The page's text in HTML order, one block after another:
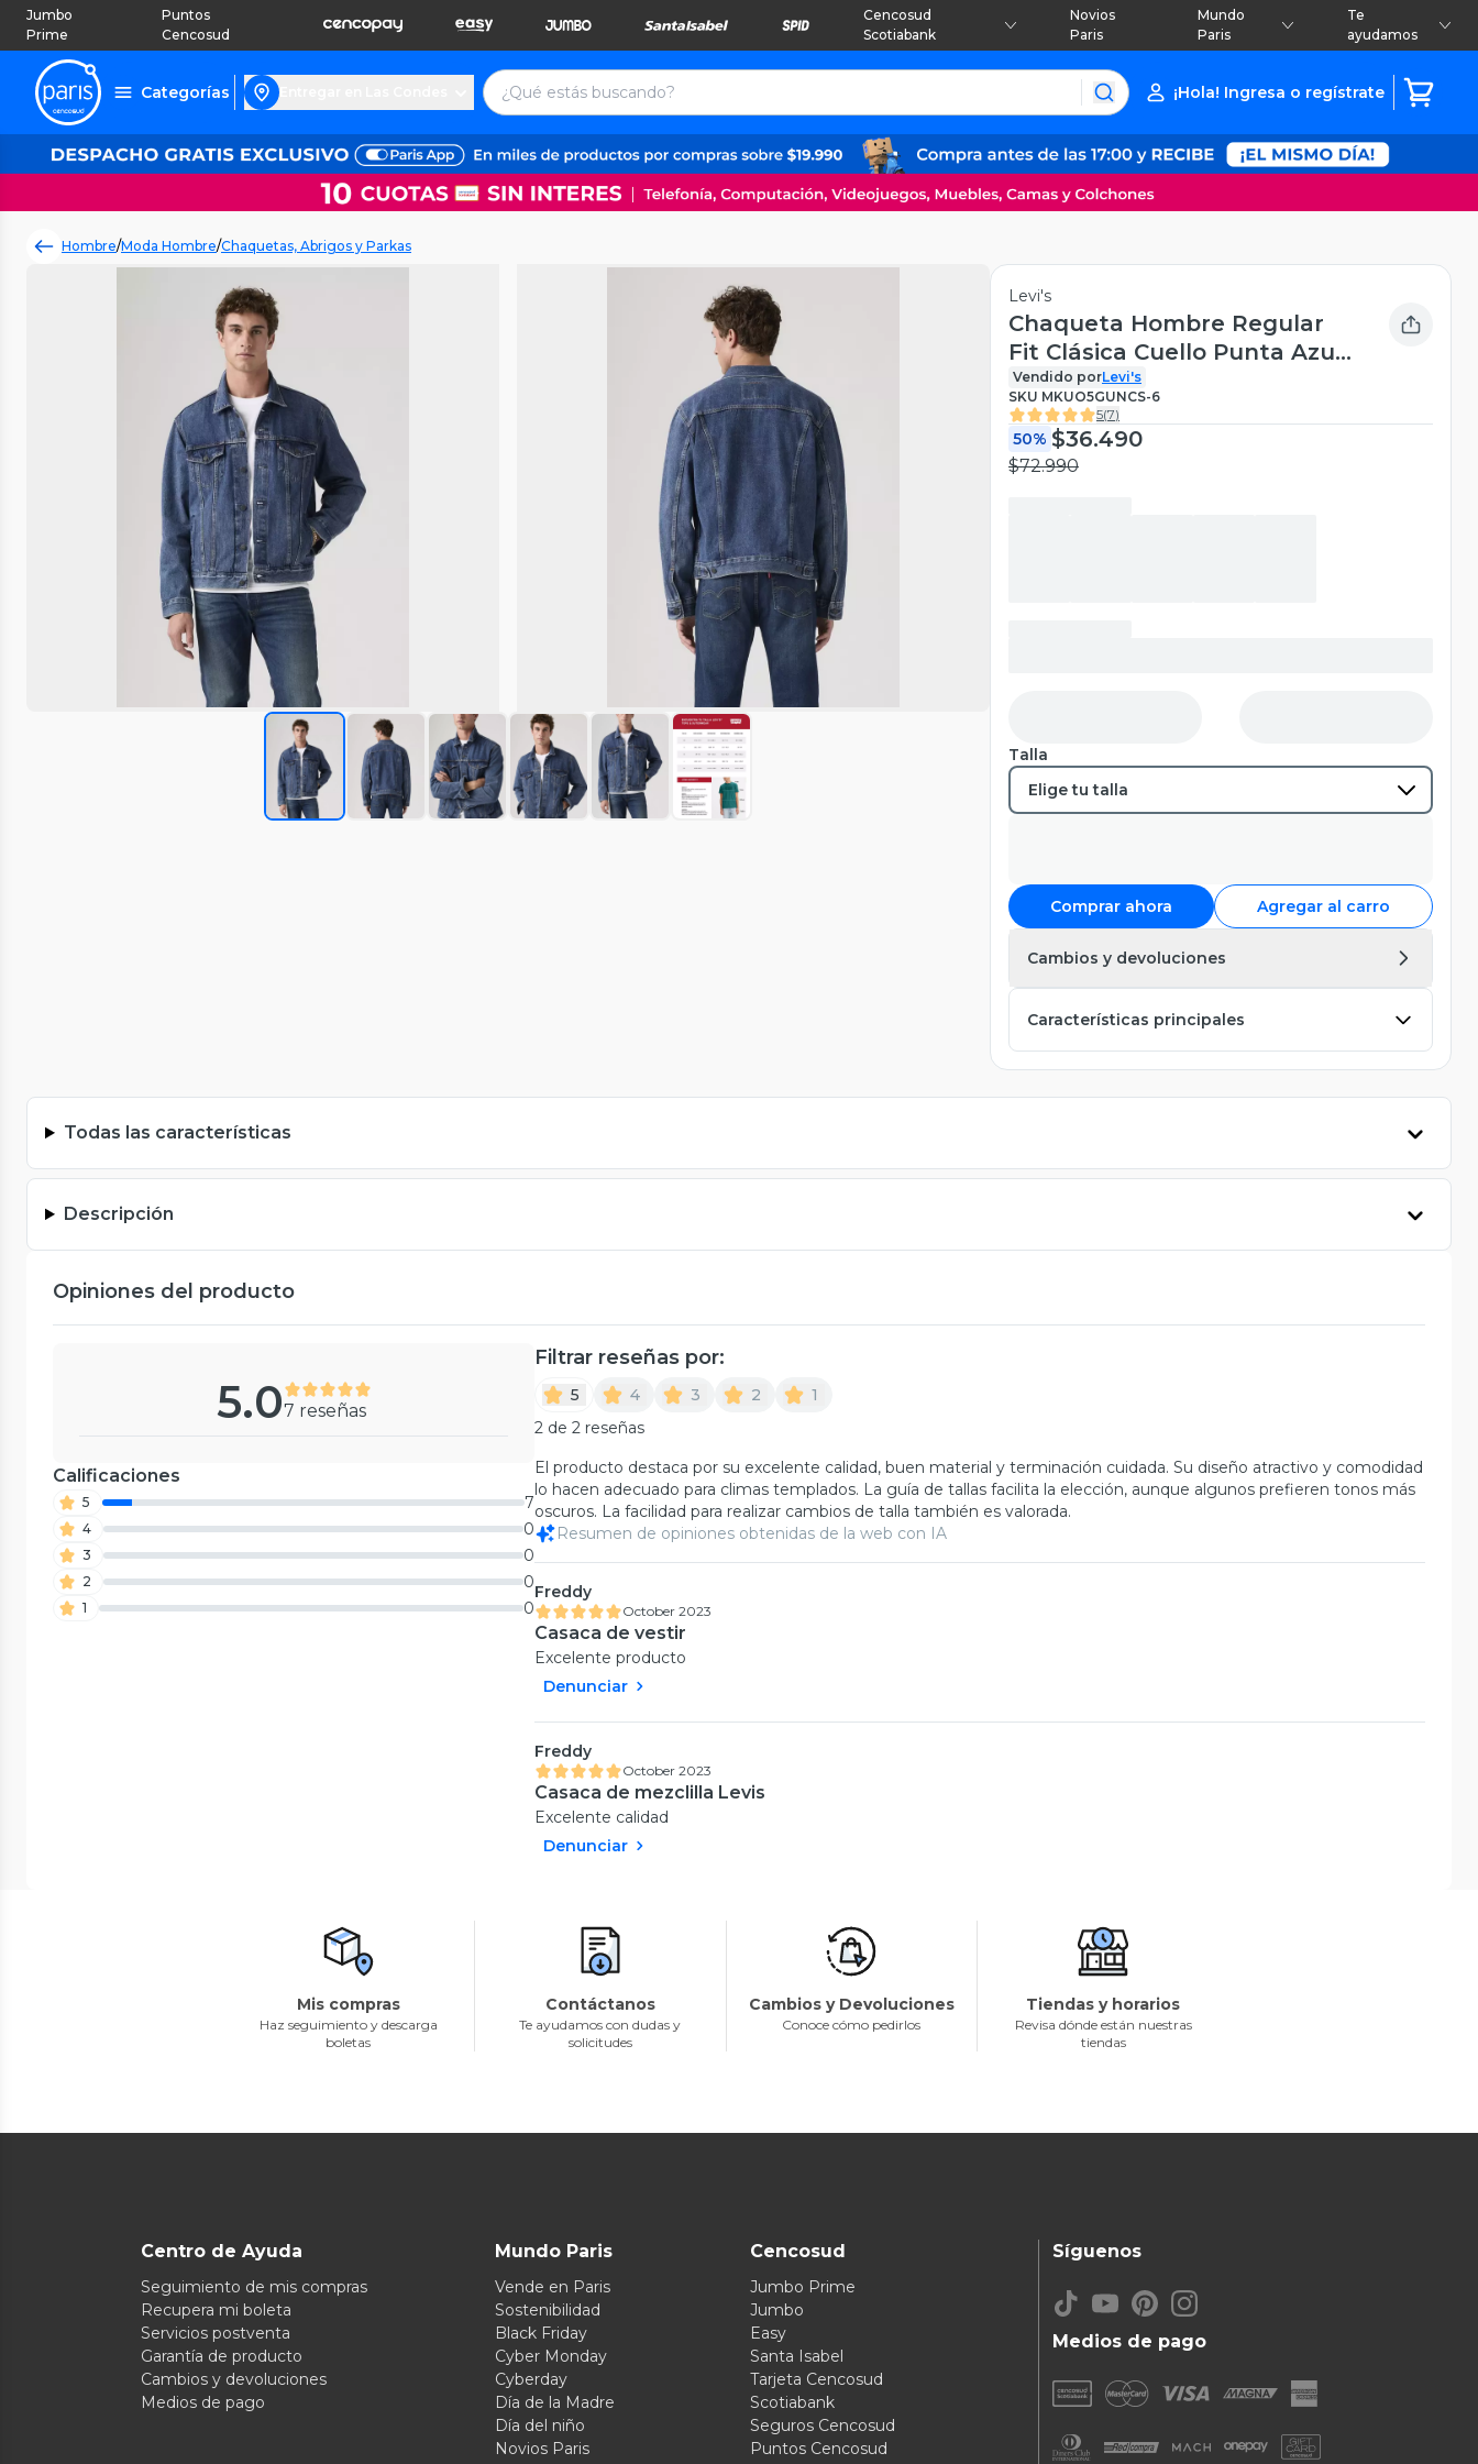
Jumbo
Prime
Puntos
Cencosud
Cencosud
Scotiabank
Novios
Paris
Mundo
Paris
Te
ayudamos
Categorías ¡Hola! Ingresa o regístrate
Hombre/Moda Hombre/Chaquetas, Abrigos y Parkas
Levi's
Chaqueta Hombre Regular
Fit Clásica Cuello Punta Azul
Levis 72334-0130
Vendido porLevi's
SKU MKUO5GUNCS-6
5(7)
50% $36.490
$72.990
Talla
Comprar ahora Agregar al carro
Cambios y devoluciones
Características principales
Todas las características
Descripción
Opiniones del producto
5.07 reseñas
Calificaciones
5 7
4 0
3 0
2 0
1 0
Filtrar reseñas por:
5 4 3 2
1
2 de 2 reseñas
El producto destaca por su excelente calidad, buen material y terminación cuidada. Su diseño atractivo y comodidad
lo hacen adecuado para climas templados. La guía de tallas facilita la elección, aunque algunos prefieren tonos más
oscuros. La facilidad para realizar cambios de talla también es valorada.
Resumen de opiniones obtenidas de la web con IA
Freddy
October 2023
Casaca de vestir
Excelente producto
Denunciar
Freddy
October 2023
Casaca de mezclilla Levis
Excelente calidad
Denunciar
Mis compras
Haz seguimiento y descarga
boletas
Contáctanos
Te ayudamos con dudas y
solicitudes
Cambios y Devoluciones
Conoce cómo pedirlos
Tiendas y horarios
Revisa dónde están nuestras
tiendas
Centro de Ayuda
Seguimiento de mis compras
Recupera mi boleta
Servicios postventa
Garantía de producto
Cambios y devoluciones
Medios de pago
Mundo Paris
Vende en Paris
Sostenibilidad
Black Friday
Cyber Monday
Cyberday
Día de la Madre
Día del niño
Novios Paris
Cencosud
Jumbo Prime
Jumbo
Easy
Santa Isabel
Tarjeta Cencosud
Scotiabank
Seguros Cencosud
Puntos Cencosud
Medios de pago
Síguenos